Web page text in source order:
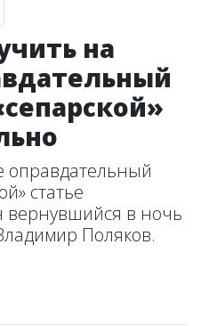
на
оправдательный
статье
вернувшийся в ночь
Поляков.